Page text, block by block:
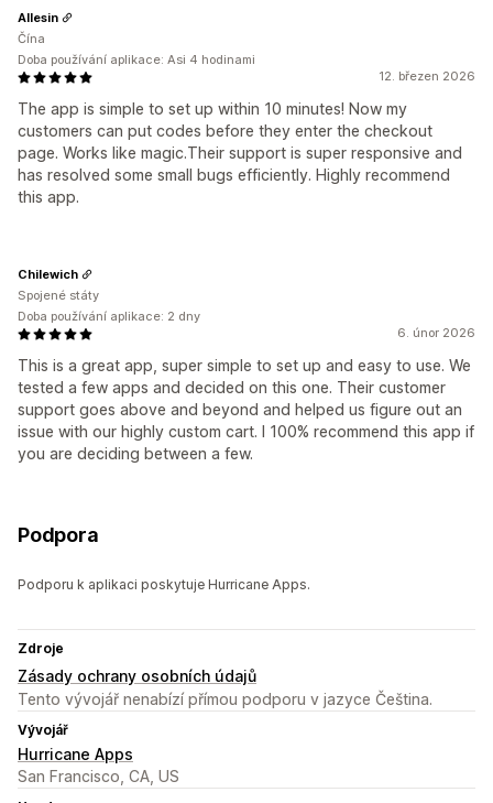
12. březen 2026
The app is simple to set up within 10 minutes! Now my
customers can put codes before they enter the checkout
page. Works like magic.Their support is super responsive and
has resolved some small bugs efficiently. Highly recommend
this app.
Allesin
Čína
Doba používání aplikace: Asi 4 hodinami
6. únor 2026
This is a great app, super simple to set up and easy to use. We
tested a few apps and decided on this one. Their customer
support goes above and beyond and helped us figure out an
issue with our highly custom cart. I 100% recommend this app if
you are deciding between a few.
Chilewich
Spojené státy
Doba používání aplikace: 2 dny
Podpora
Podporu k aplikaci poskytuje Hurricane Apps.
Zdroje
Zásady ochrany osobních údajů
Tento vývojář nenabízí přímou podporu v jazyce Čeština.
Vývojář
Hurricane Apps
San Francisco, CA, US